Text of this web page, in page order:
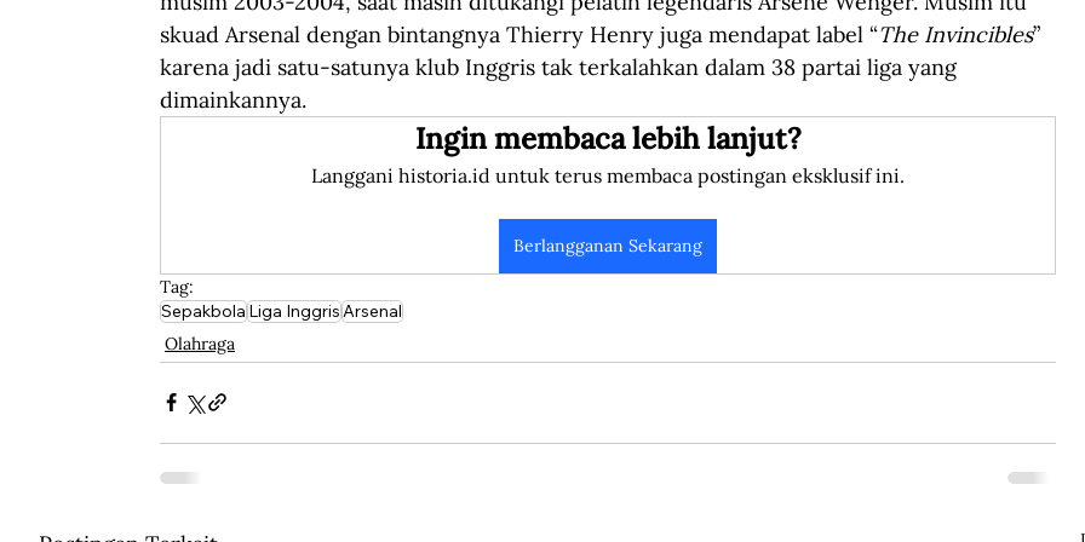
skuad Arsenal dengan bintangnya Thierry Henry juga mendapat label “The Invincibles”
karena jadi satu-satunya klub Inggris tak terkalahkan dalam 38 partai liga yang
dimainkannya.
Ingin membaca lebih lanjut?
Langgani historia.id untuk terus membaca postingan eksklusif ini.
Berlangganan Sekarang
Tag:
SepakbolaLiga InggrisArsenal
Olahraga